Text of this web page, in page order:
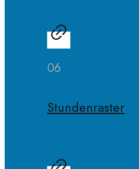
06
Stundenraster